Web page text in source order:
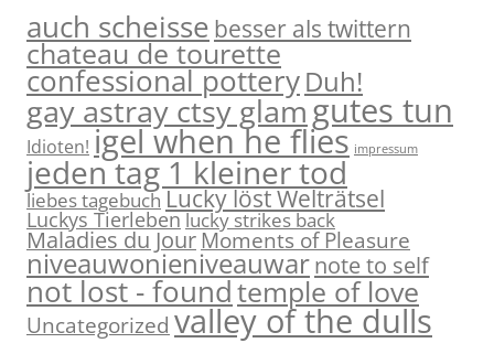
auch scheisse besser als twittern
chateau de tourette
confessional potteryDuh!
gay astray ctsy glamgutes tun
Idioten! igel when he flies impressum
jeden tag 1 kleiner tod
liebes tagebuch Lucky löst Welträtsel
Luckys Tierlebenlucky strikes back
Maladies du Jour Moments of Pleasure
niveauwonieniveauwarnote to self
not lost - foundtemple of love
Uncategorized valley of the dulls